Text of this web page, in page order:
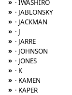
» · IWASHIRO
» · JABLONSKY
» · JACKMAN
» · J
» · JARRE
» · JOHNSON
» · JONES
» · K
» · KAMEN
» · KAPER